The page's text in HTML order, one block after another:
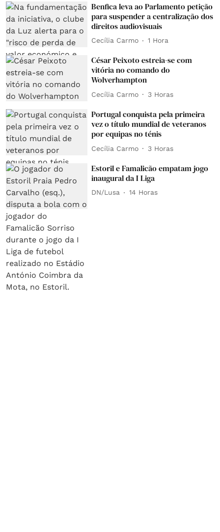
Benfica leva ao Parlamento petição
para suspender a centralização dos
direitos audiovisuais
Cecília Carmo 1 Hora
César Peixoto estreia-se com
vitória no comando do
Wolverhampton
Cecília Carmo 3 Horas
Portugal conquista pela primeira
vez o título mundial de veteranos
por equipas no ténis
Cecília Carmo 3 Horas
Estoril e Famalicão empatam jogo
inaugural da I Liga
DN/Lusa 14 Horas